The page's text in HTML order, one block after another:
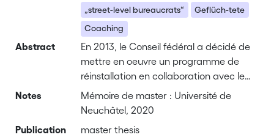
„street-level bureaucrats“
Geflüch-tete
Coaching
Abstract
En 2013, le Conseil fédéral a décidé de
mettre en oeuvre un programme de
réinstallation en collaboration avec le
HCR dans le contexte de la guerre en
Syrie. Depuis lors, environ 4’000
provenant d'un premier pays de refuge
Notes
Mémoire de master : Université de
Neuchâtel, 2020
Publication
master thesis